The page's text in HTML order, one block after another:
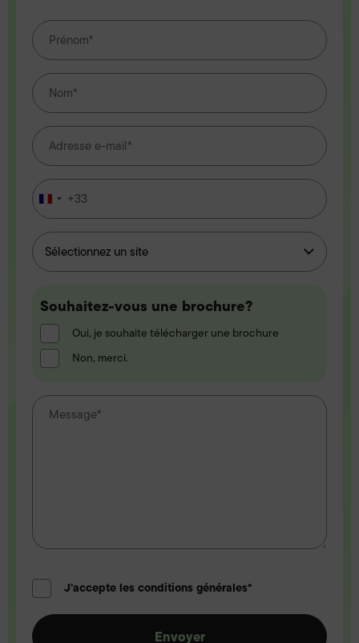
France
+33
+33
Souhaitez-
vous
une
brochure?
Oui, je souhaite télécharger une brochure
Non, merci.
Souhaitez-vous une brochure?
J’accepte les conditions générales*